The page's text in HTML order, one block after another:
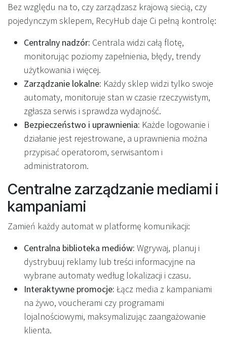
Bez względu na to, czy zarządzasz krajową siecią, czy
pojedynczym sklepem, RecyHub daje Ci pełną kontrolę:
Centralny nadzór: Centrala widzi całą flotę,
monitorując poziomy zapełnienia, błędy, trendy
użytkowania i więcej.
Zarządzanie lokalne: Każdy sklep widzi tylko swoje
automaty, monitoruje stan w czasie rzeczywistym,
zgłasza serwis i sprawdza wydajność.
Bezpieczeństwo i uprawnienia: Każde logowanie i
działanie jest rejestrowane, a uprawnienia można
przypisać operatorom, serwisantom i
administratorom.
Centralne zarządzanie mediami i
kampaniami
Zamień każdy automat w platformę komunikacji:
Centralna biblioteka mediów: Wgrywaj, planuj i
dystrybuuj reklamy lub treści informacyjne na
wybrane automaty według lokalizacji i czasu.
Interaktywne promocje: Łącz media z kampaniami
na żywo, voucherami czy programami
lojalnościowymi, maksymalizując zaangażowanie
klienta.